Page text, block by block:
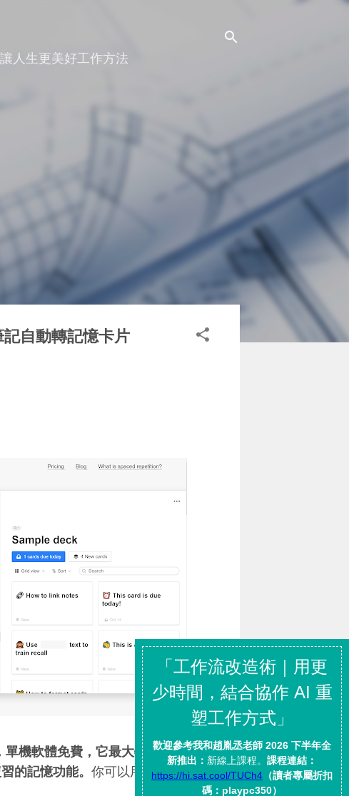
人生更美好工作方法
自動轉記憶卡片
單機軟體免費，它最大特色，就是可
的記憶功能。 你可以用來：